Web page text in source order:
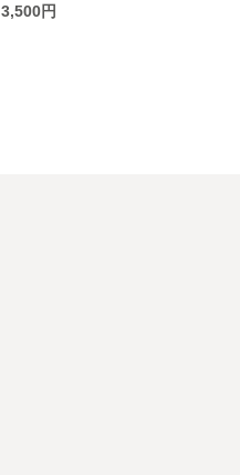
3,500円